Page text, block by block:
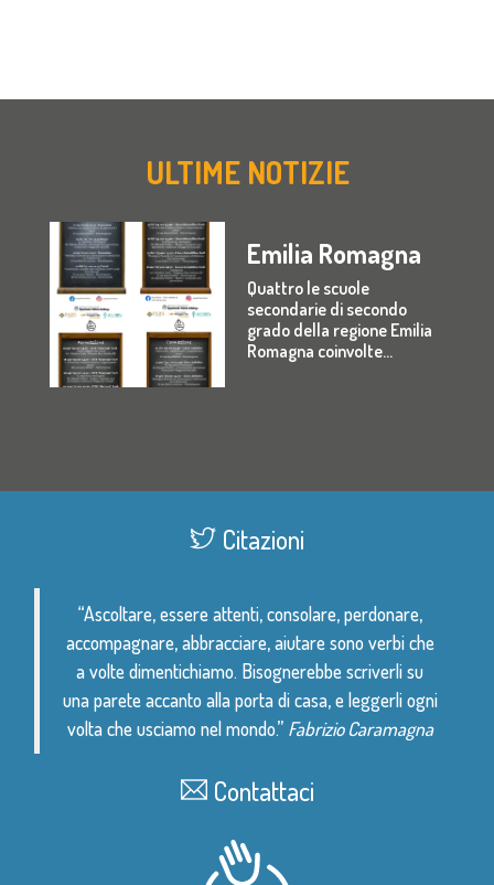
ULTIME NOTIZIE
Emilia Romagna
Quattro le scuole
secondarie di secondo
grado della regione Emilia
Romagna coinvolte...
Citazioni
“Ascoltare, essere attenti, consolare, perdonare,
accompagnare, abbracciare, aiutare sono verbi che
a volte dimentichiamo. Bisognerebbe scriverli su
una parete accanto alla porta di casa, e leggerli ogni
volta che usciamo nel mondo.” Fabrizio Caramagna
Contattaci